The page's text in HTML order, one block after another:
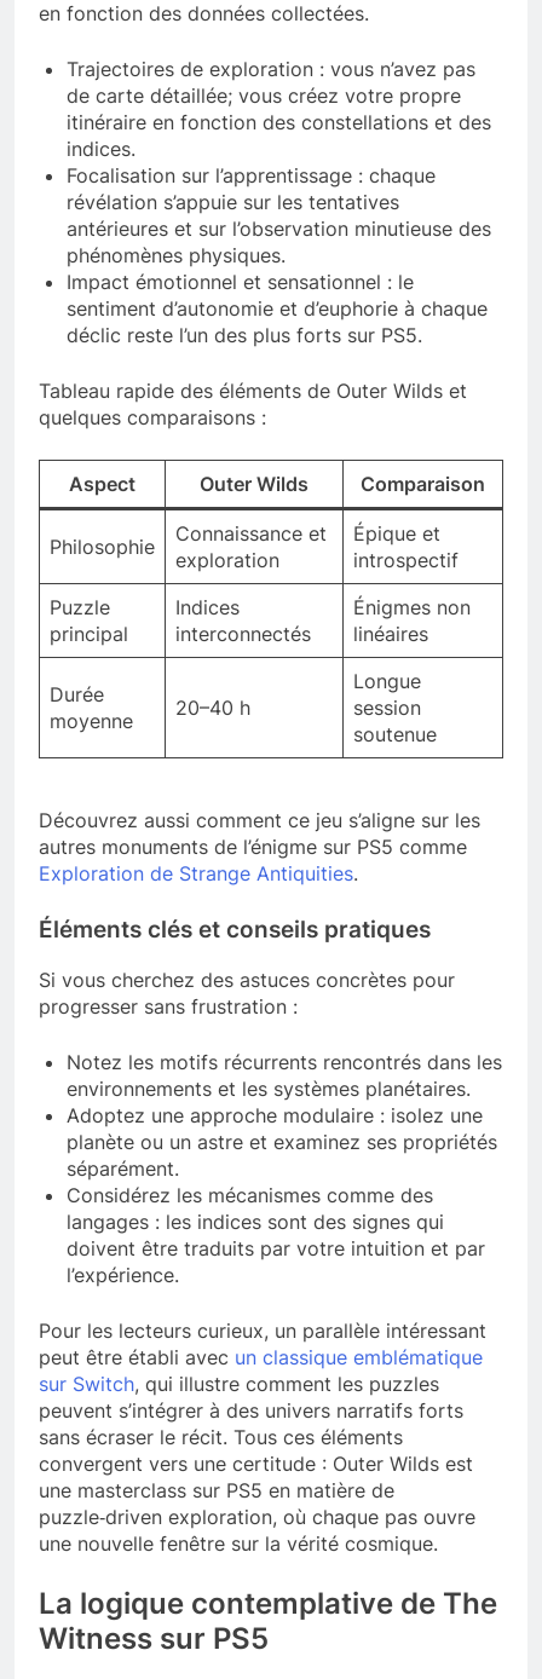
en fonction des données collectées.
Trajectoires de exploration : vous n’avez pas
de carte détaillée; vous créez votre propre
itinéraire en fonction des constellations et des
indices.
Focalisation sur l’apprentissage : chaque
révélation s’appuie sur les tentatives
antérieures et sur l’observation minutieuse des
phénomènes physiques.
Impact émotionnel et sensationnel : le
sentiment d’autonomie et d’euphorie à chaque
déclic reste l’un des plus forts sur PS5.
Tableau rapide des éléments de Outer Wilds et
quelques comparaisons :
Aspect Outer Wilds Comparaison
Philosophie
Connaissance et
exploration
Épique et
introspectif
Puzzle
principal
Indices
interconnectés
Énigmes non
linéaires
Durée
moyenne
20–40 h
Longue
session
soutenue
Découvrez aussi comment ce jeu s’aligne sur les
autres monuments de l’énigme sur PS5 comme
Exploration de Strange Antiquities.
Éléments clés et conseils pratiques
Si vous cherchez des astuces concrètes pour
progresser sans frustration :
Notez les motifs récurrents rencontrés dans les
environnements et les systèmes planétaires.
Adoptez une approche modulaire : isolez une
planète ou un astre et examinez ses propriétés
séparément.
Considérez les mécanismes comme des
langages : les indices sont des signes qui
doivent être traduits par votre intuition et par
l’expérience.
Pour les lecteurs curieux, un parallèle intéressant
peut être établi avec un classique emblématique
sur Switch, qui illustre comment les puzzles
peuvent s’intégrer à des univers narratifs forts
sans écraser le récit. Tous ces éléments
convergent vers une certitude : Outer Wilds est
une masterclass sur PS5 en matière de
puzzle‑driven exploration, où chaque pas ouvre
une nouvelle fenêtre sur la vérité cosmique.
La logique contemplative de The
Witness sur PS5